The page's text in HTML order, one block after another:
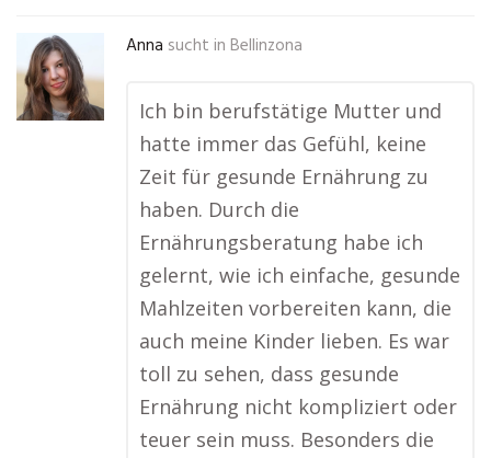
Anna sucht in Bellinzona
Ich bin berufstätige Mutter und
hatte immer das Gefühl, keine
Zeit für gesunde Ernährung zu
haben. Durch die
Ernährungsberatung habe ich
gelernt, wie ich einfache, gesunde
Mahlzeiten vorbereiten kann, die
auch meine Kinder lieben. Es war
toll zu sehen, dass gesunde
Ernährung nicht kompliziert oder
teuer sein muss. Besonders die